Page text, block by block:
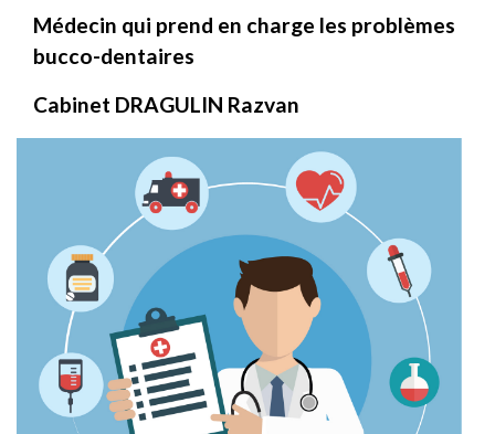
Médecin qui prend en charge les problèmes
bucco-dentaires
Cabinet DRAGULIN Razvan